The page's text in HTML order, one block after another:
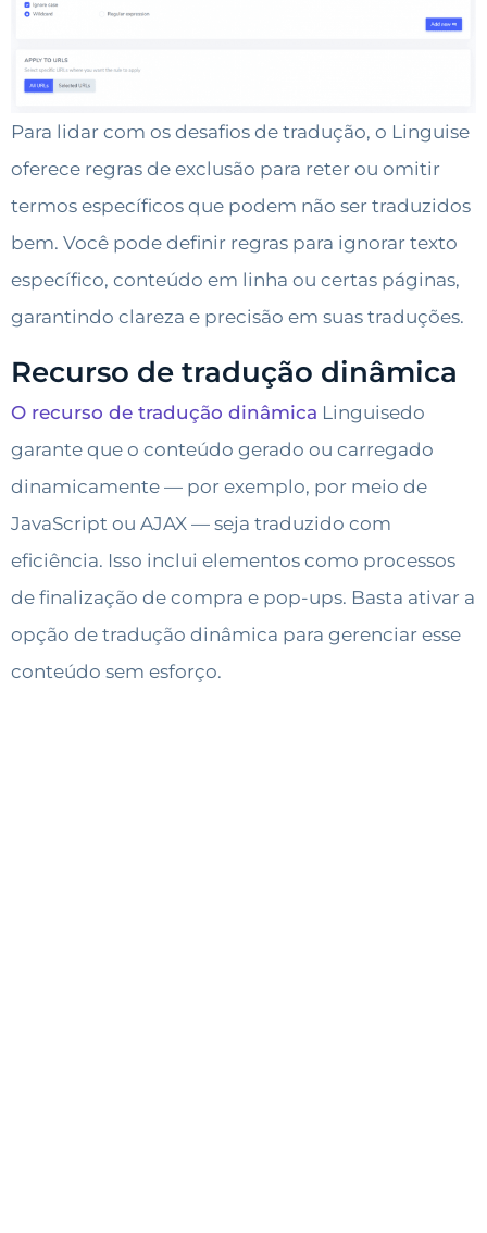
Para lidar com os desafios de tradução, o Linguise
oferece regras de exclusão para reter ou omitir
termos específicos que podem não ser traduzidos
bem. Você pode definir regras para ignorar texto
específico, conteúdo em linha ou certas páginas,
garantindo clareza e precisão em suas traduções.
Recurso de tradução dinâmica
O recurso de tradução dinâmica Linguisedo
garante que o conteúdo gerado ou carregado
dinamicamente — por exemplo, por meio de
JavaScript ou AJAX — seja traduzido com
eficiência. Isso inclui elementos como processos
de finalização de compra e pop-ups. Basta ativar a
opção de tradução dinâmica para gerenciar esse
conteúdo sem esforço.